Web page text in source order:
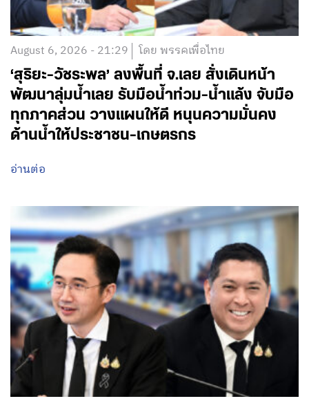
August 6, 2026 - 21:29 โดย พรรคเพื่อไทย
‘สุริยะ-วัชระพล’ ลงพื้นที่ จ.เลย สั่งเดินหน้า
พัฒนาลุ่มน้ำเลย รับมือน้ำท่วม-น้ำแล้ง จับมือ
ทุกภาคส่วน วางแผนให้ดี หนุนความมั่นคง
ด้านน้ำให้ประชาชน-เกษตรกร
อ่านต่อ